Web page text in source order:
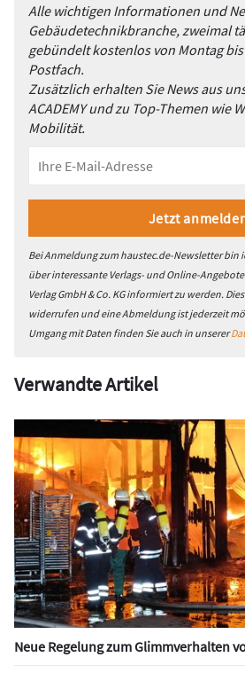
Alle wichtigen Informationen und
Gebäudetechnikbranche, zweimal
gebündelt kostenlos von Montag
Postfach.
Zusätzlich erhalten Sie News aus
ACADEMY und zu Top-Themen wie
Mobilität.
Bei Anmeldung zum haustec.de-Newsletter bin
über interessante Verlags- und Online-
Verlag GmbH & Co. KG informiert zu werden.
widerrufen und eine Abmeldung ist jederzeit
Umgang mit Daten finden Sie auch in unserer
Verwandte Artikel
Neue Regelung zum Glimmverhalten